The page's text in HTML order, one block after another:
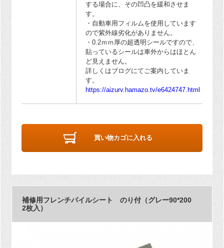
する場合に、その凹凸を緩和させま
す。
・自動車用フィルムを使用しています
ので紫外線劣化がありません。
・0.2ｍｍ厚の超透明シールですので、
貼っているシールは車外からはほとん
ど見えません。
詳しくはブログにてご案内していま
す。
https://aizurv.hamazo.tv/e6424747.html
買い物カゴに入れる
補修用フレンチパイルシート のり付（グレー90*200
2枚入）